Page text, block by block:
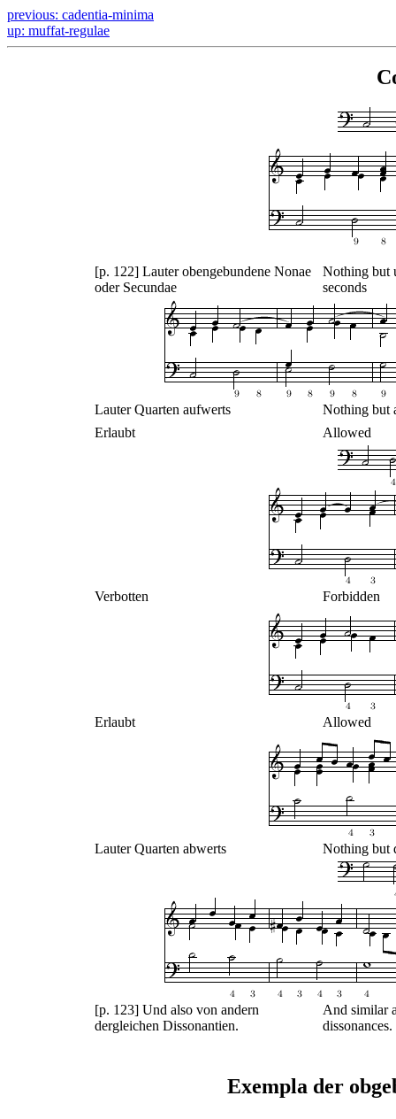
previous: cadentia-minima
up: muffat-regulae
[p. 122] Lauter obengebundene Nonae
oder Secundae
Nothing but
seconds
Lauter Quarten aufwerts
Nothing but
Erlaubt
Allowed
Verbotten Forbidden
Erlaubt Allowed
Lauter Quarten abwerts Nothing but
[p. 123] Und also von andern
dergleichen Dissonantien.
And similar
dissonances.
Exempla der